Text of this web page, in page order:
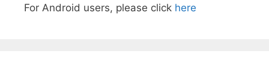
For Android users, please click here